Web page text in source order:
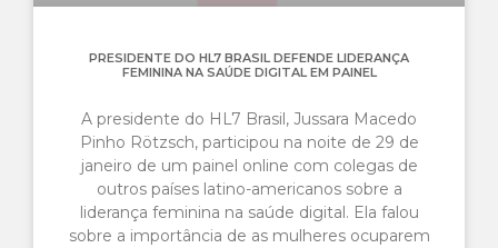
PRESIDENTE DO HL7 BRASIL DEFENDE LIDERANÇA
FEMININA NA SAÚDE DIGITAL EM PAINEL
A presidente do HL7 Brasil, Jussara Macedo
Pinho Rötzsch, participou na noite de 29 de
janeiro de um painel online com colegas de
outros países latino-americanos sobre a
liderança feminina na saúde digital. Ela falou
sobre a importância de as mulheres ocuparem